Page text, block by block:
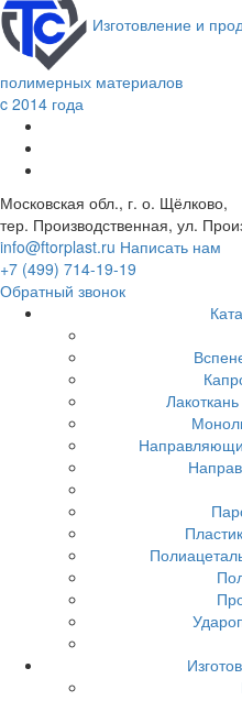
Изготовление и
полимерных материалов
c 2014 года
Московская обл., г. о. Щёлково,
тер. Производственная, ул.
info@ftorplast.ru Написать нам
+7 (499) 714-19-19
Обратный звонок